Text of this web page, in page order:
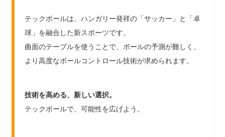
テックボールは、ハンガリー発祥の「サッカー」と「卓
球」を融合した新スポーツです。
曲面のテーブルを使うことで、ボールの予測が難しく、
より高度なボールコントロール技術が求められます。
技術を高める、新しい選択。
テックボールで、可能性を広げよう。